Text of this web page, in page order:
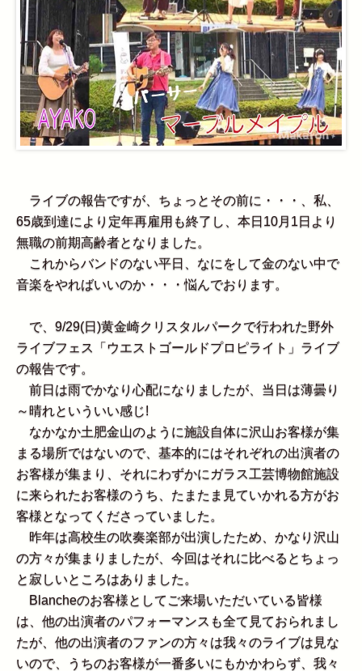
ライブの報告ですが、ちょっとその前に・・・、私、
65歳到達により定年再雇用も終了し、本日10月1日より
無職の前期高齢者となりました。
これからバンドのない平日、なにをして金のない中で
音楽をやればいいのか・・・悩んでおります。
で、9/29(日)黄金崎クリスタルパークで行われた野外
ライブフェス「ウエストゴールドプロピライト」ライブ
の報告です。
前日は雨でかなり心配になりましたが、当日は薄曇り
～晴れといういい感じ!
なかなか土肥金山のように施設自体に沢山お客様が集
まる場所ではないので、基本的にはそれぞれの出演者の
お客様が集まり、それにわずかにガラス工芸博物館施設
に来られたお客様のうち、たまたま見ていかれる方がお
客様となってくださっていました。
昨年は高校生の吹奏楽部が出演したため、かなり沢山
の方々が集まりましたが、今回はそれに比べるとちょっ
と寂しいところはありました。
Blancheのお客様としてご来場いただいている皆様
は、他の出演者のパフォーマンスも全て見ておられまし
たが、他の出演者のファンの方々は我々のライブは見な
いので、うちのお客様が一番多いにもかかわらず、我々